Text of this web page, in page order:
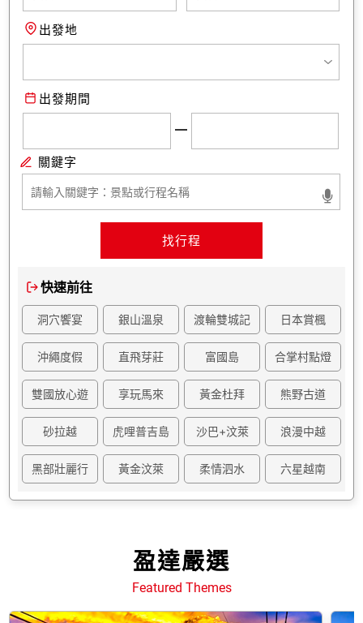
出發地
出發期間
找行程
快速前往
洞穴饗宴 銀山溫泉 渡輪雙城記 日本賞楓
沖繩度假 直飛芽莊 富國島 合掌村點燈
雙國放心遊 享玩馬來 黃金杜拜 熊野古道
砂拉越 虎哩普吉島 沙巴+汶萊 浪漫中越
黑部壯麗行 黃金汶萊 柔情泗水 六星越南
盈達嚴選
Featured Themes